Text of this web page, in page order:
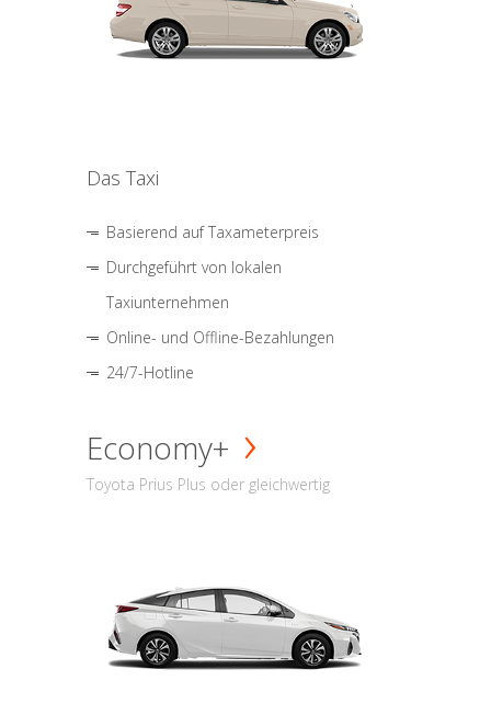
Das Taxi
Basierend auf Taxameterpreis
Durchgeführt von lokalen
Taxiunternehmen
Online- und Offline-Bezahlungen
24/7-Hotline
Economy+
Toyota Prius Plus oder gleichwertig